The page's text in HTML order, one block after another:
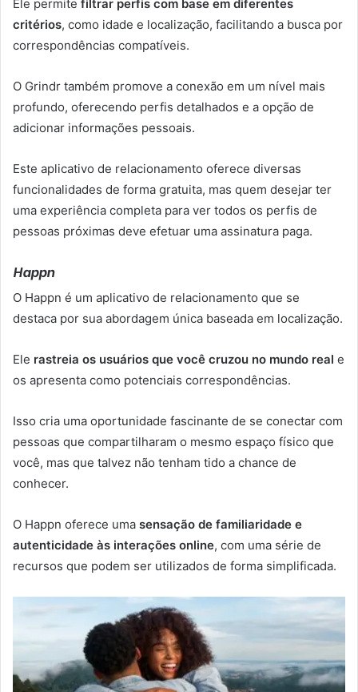
Ele permite filtrar perfis com base em diferentes
critérios, como idade e localização, facilitando a busca por
correspondências compatíveis.
O Grindr também promove a conexão em um nível mais
profundo, oferecendo perfis detalhados e a opção de
adicionar informações pessoais.
Este aplicativo de relacionamento oferece diversas
funcionalidades de forma gratuita, mas quem desejar ter
uma experiência completa para ver todos os perfis de
pessoas próximas deve efetuar uma assinatura paga.
Happn
O Happn é um aplicativo de relacionamento que se
destaca por sua abordagem única baseada em localização.
Ele rastreia os usuários que você cruzou no mundo real e
os apresenta como potenciais correspondências.
Isso cria uma oportunidade fascinante de se conectar com
pessoas que compartilharam o mesmo espaço físico que
você, mas que talvez não tenham tido a chance de
conhecer.
O Happn oferece uma sensação de familiaridade e
autenticidade às interações online, com uma série de
recursos que podem ser utilizados de forma simplificada.